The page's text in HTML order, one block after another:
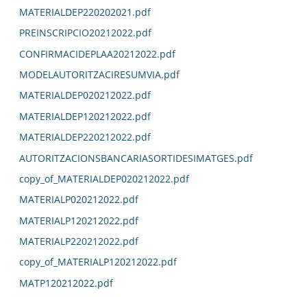
MATERIALDEP220202021.pdf
PREINSCRIPCIO20212022.pdf
CONFIRMACIDEPLAA20212022.pdf
MODELAUTORITZACIRESUMVIA.pdf
MATERIALDEP020212022.pdf
MATERIALDEP120212022.pdf
MATERIALDEP220212022.pdf
AUTORITZACIONSBANCARIASORTIDESIMATGES.pdf
copy_of_MATERIALDEP020212022.pdf
MATERIALP020212022.pdf
MATERIALP120212022.pdf
MATERIALP220212022.pdf
copy_of_MATERIALP120212022.pdf
MATP120212022.pdf